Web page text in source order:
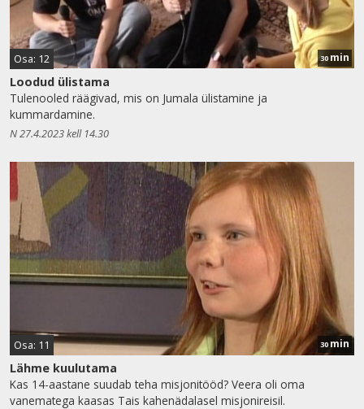
Osa: 12 30 min
Loodud ülistama
Tulenooled räägivad, mis on Jumala ülistamine ja
kummardamine.
N 27.4.2023 kell 14.30
Osa: 11 30 min
Lähme kuulutama
Kas 14-aastane suudab teha misjonitööd? Veera oli oma
vanematega kaasas Tais kahenädalasel misjonireisil.